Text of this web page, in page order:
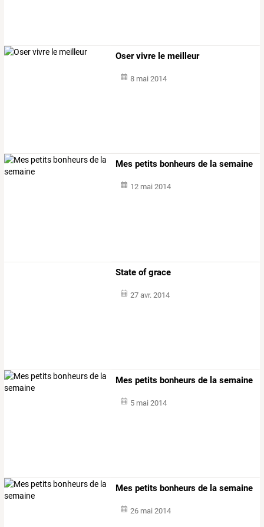
Oser vivre le meilleur
8 mai 2014
Mes petits bonheurs de la semaine
12 mai 2014
State of grace
27 avr. 2014
Mes petits bonheurs de la semaine
5 mai 2014
Mes petits bonheurs de la semaine
26 mai 2014